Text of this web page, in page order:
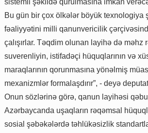
sistemli şəkildə qurulmasına imkan
Bu gün bir çox ölkələr böyük texnologiya
fəaliyyətini milli qanunvericilik
çalışırlar. Təqdim olunan layihə də məhz
suverenliyin, istifadəçi hüquqlarının və
maraqlarının qorunmasına yönəlmiş
mexanizmlər formalaşdırır”, - deyə
Onun sözlərinə görə, qanun layihəsi
Azərbaycanda uşaqların rəqəmsal
sosial şəbəkələrdə təhlükəsizlik